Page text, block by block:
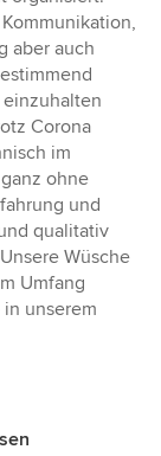
aber auch
Corona
im
ohne
und
qualitativ
Wüsche
Umfang
unserem